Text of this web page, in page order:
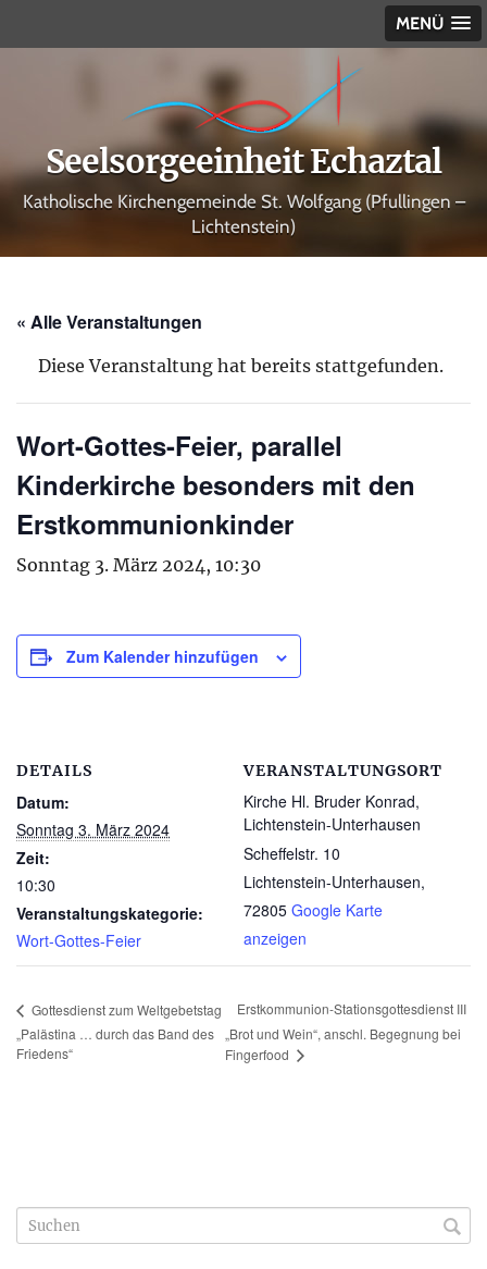
MENÜ
Seelsorgeeinheit Echaztal
Katholische Kirchengemeinde St. Wolfgang (Pfullingen –
Lichtenstein)
« Alle Veranstaltungen
Diese Veranstaltung hat bereits stattgefunden.
Wort-Gottes-Feier, parallel
Kinderkirche besonders mit den
Erstkommunionkinder
Sonntag 3. März 2024, 10:30
Zum Kalender hinzufügen
DETAILS
Datum:
Sonntag 3. März 2024
Zeit:
10:30
Veranstaltungskategorie:
Wort-Gottes-Feier
VERANSTALTUNGSORT
Kirche Hl. Bruder Konrad,
Lichtenstein-Unterhausen
Scheffelstr. 10
Lichtenstein-Unterhausen,
72805 Google Karte
anzeigen
Gottesdienst zum Weltgebetstag
„Palästina … durch das Band des
Friedens“
Erstkommunion-Stationsgottesdienst III
„Brot und Wein“, anschl. Begegnung bei
Fingerfood